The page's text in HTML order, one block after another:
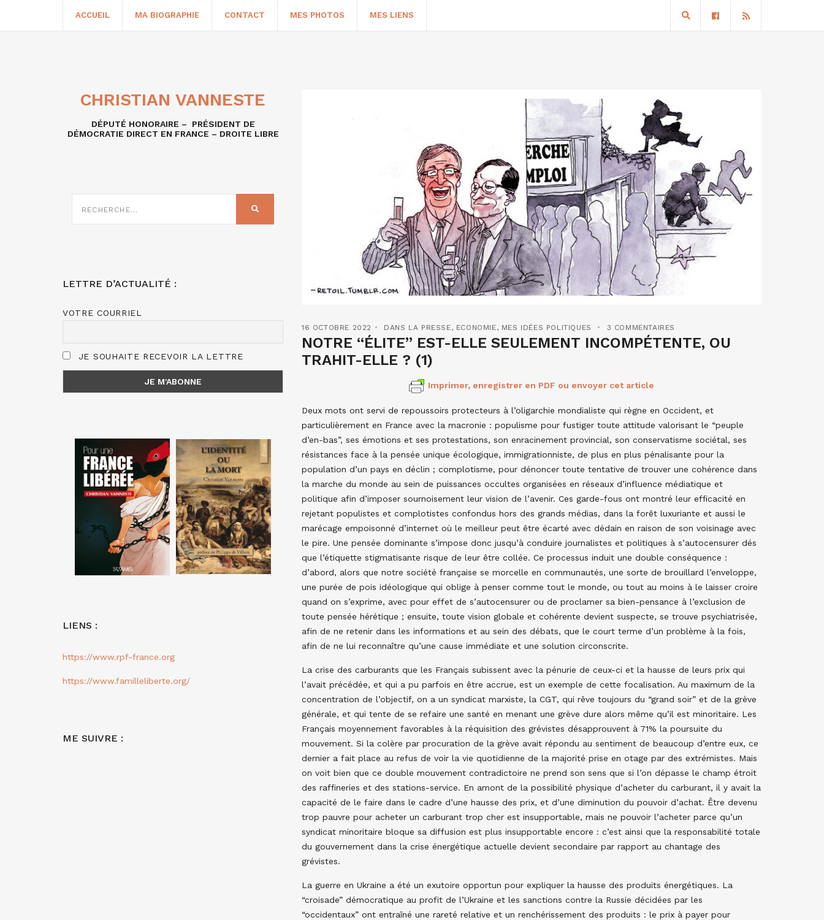
ACCUEIL MA BIOGRAPHIE CONTACT MES PHOTOS MES LIENS
16 OCTOBRE 2022 DANS LA PRESSE, ECONOMIE, MES IDÉES POLITIQUES 3 COMMENTAIRES
NOTRE “ÉLITE” EST-ELLE SEULEMENT INCOMPÉTENTE, OU
TRAHIT-ELLE ? (1)
Imprimer, enregistrer en PDF ou envoyer cet article
Deux mots ont servi de repoussoirs protecteurs à l’oligarchie mondialiste qui règne en Occident, et
particulièrement en France avec la macronie : populisme pour fustiger toute attitude valorisant le “peuple
d’en-bas”, ses émotions et ses protestations, son enracinement provincial, son conservatisme sociétal, ses
résistances face à la pensée unique écologique, immigrationniste, de plus en plus pénalisante pour la
population d’un pays en déclin ; complotisme, pour dénoncer toute tentative de trouver une cohérence dans
la marche du monde au sein de puissances occultes organisées en réseaux d’influence médiatique et
politique afin d’imposer sournoisement leur vision de l’avenir. Ces garde-fous ont montré leur efficacité en
rejetant populistes et complotistes confondus hors des grands médias, dans la forêt luxuriante et aussi le
marécage empoisonné d’internet où le meilleur peut être écarté avec dédain en raison de son voisinage avec
le pire. Une pensée dominante s’impose donc jusqu’à conduire journalistes et politiques à s’autocensurer dés
que l’étiquette stigmatisante risque de leur être collée. Ce processus induit une double conséquence :
d’abord, alors que notre société française se morcelle en communautés, une sorte de brouillard l’enveloppe,
une purée de pois idéologique qui oblige à penser comme tout le monde, ou tout au moins à le laisser croire
quand on s’exprime, avec pour effet de s’autocensurer ou de proclamer sa bien-pensance à l’exclusion de
toute pensée hérétique ; ensuite, toute vision globale et cohérente devient suspecte, se trouve psychiatrisée,
afin de ne retenir dans les informations et au sein des débats, que le court terme d’un problème à la fois,
afin de ne lui reconnaître qu’une cause immédiate et une solution circonscrite.
La crise des carburants que les Français subissent avec la pénurie de ceux-ci et la hausse de leurs prix qui
l’avait précédée, et qui a pu parfois en être accrue, est un exemple de cette focalisation. Au maximum de la
concentration de l’objectif, on a un syndicat marxiste, la CGT, qui rêve toujours du “grand soir” et de la grève
générale, et qui tente de se refaire une santé en menant une grève dure alors même qu’il est minoritaire. Les
Français moyennement favorables à la réquisition des grévistes désapprouvent à 71% la poursuite du
mouvement. Si la colère par procuration de la grève avait répondu au sentiment de beaucoup d’entre eux, ce
dernier a fait place au refus de voir la vie quotidienne de la majorité prise en otage par des extrémistes. Mais
on voit bien que ce double mouvement contradictoire ne prend son sens que si l’on dépasse le champ étroit
des raffineries et des stations-service. En amont de la possibilité physique d’acheter du carburant, il y avait la
capacité de le faire dans le cadre d’une hausse des prix, et d’une diminution du pouvoir d’achat. Être devenu
trop pauvre pour acheter un carburant trop cher est insupportable, mais ne pouvoir l’acheter parce qu’un
syndicat minoritaire bloque sa diffusion est plus insupportable encore : c’est ainsi que la responsabilité totale
du gouvernement dans la crise énergétique actuelle devient secondaire par rapport au chantage des
grévistes.
La guerre en Ukraine a été un exutoire opportun pour expliquer la hausse des produits énergétiques. La
“croisade” démocratique au profit de l’Ukraine et les sanctions contre la Russie décidées par les
“occidentaux” ont entraîné une rareté relative et un renchérissement des produits : le prix à payer pour
CHRISTIAN VANNESTE
DÉPUTÉ HONORAIRE – PRÉSIDENT DE
DÉMOCRATIE DIRECT EN FRANCE – DROITE LIBRE
SUR
LETTRE D’ACTUALITÉ :
VOTRE COURRIEL
JE SOUHAITE RECEVOIR LA LETTRE
LIENS :
https://www.rpf-france.org
https://www.familleliberte.org/
ME SUIVRE :